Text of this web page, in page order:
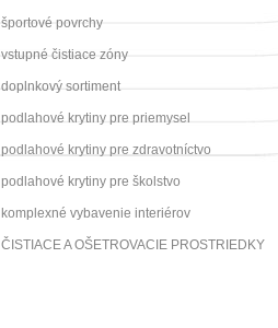
športové povrchy
vstupné čistiace zóny
doplnkový sortiment
podlahové krytiny pre priemysel
podlahové krytiny pre zdravotníctvo
podlahové krytiny pre školstvo
komplexné vybavenie interiérov
ČISTIACE A OŠETROVACIE PROSTRIEDKY